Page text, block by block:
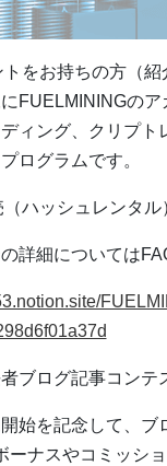
をお持ちの⽅（
FUELMININGの
ィング、クリプ
ログラムです。
ハッシュレンタル
詳細については
ブログ記事コンテ
始を記念して、
ナスやコミッシ